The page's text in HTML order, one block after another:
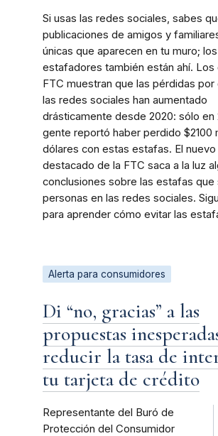
Si usas las redes sociales, sabes
publicaciones de amigos y
únicas que aparecen en tu muro; los
estafadores también están ahí. Los
FTC muestran que las pérdidas
las redes sociales han aumentado
drásticamente desde 2020: sólo en
gente reportó haber perdido $2100
dólares con estas estafas. El
destacado de la FTC saca a la luz
conclusiones sobre las estafas que
personas en las redes sociales.
para aprender cómo evitar las
Alerta para consumidores
Di “no, gracias” a las
propuestas
reducir la tasa de
tu tarjeta de crédito
Representante del Buró de
Protección del Consumidor